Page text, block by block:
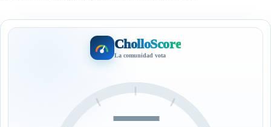
CholloScore
La comunidad vota
—